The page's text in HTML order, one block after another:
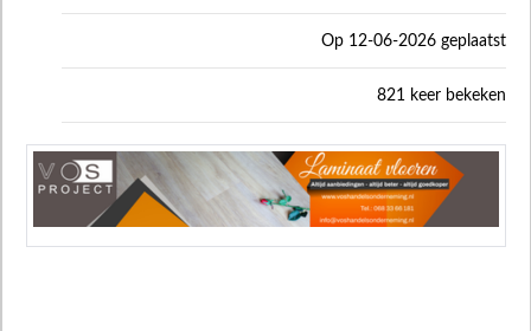
Op 12-06-2026 geplaatst
821 keer bekeken